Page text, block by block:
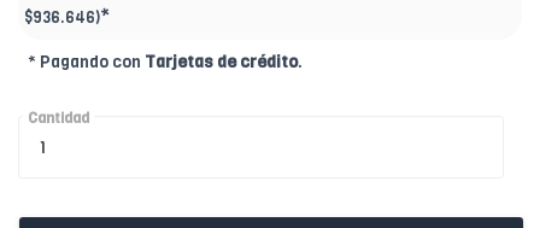
$936.646)*
* Pagando con Tarjetas de crédito.
Cantidad